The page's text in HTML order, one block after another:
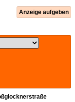
Anzeige aufgeben